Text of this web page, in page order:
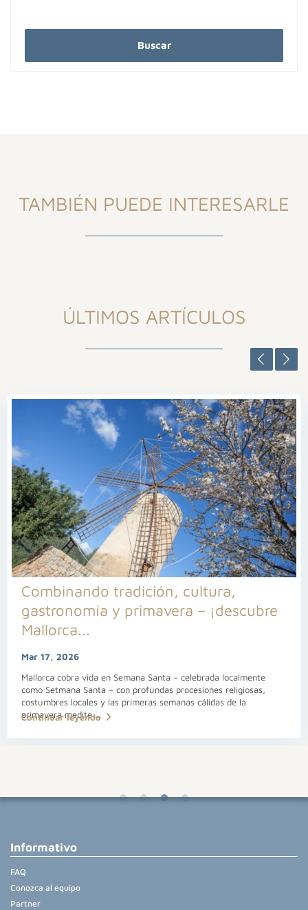
Buscar
TAMBIÉN PUEDE INTERESARLE
ÚLTIMOS ARTÍCULOS
Combinando tradición, cultura,
gastronomía y primavera – ¡descubre
Mallorca...
Mar 17, 2026
Mallorca cobra vida en Semana Santa – celebrada localmente
como Setmana Santa – con profundas procesiones religiosas,
costumbres locales y las primeras semanas cálidas de la
primavera medite...
Continuar leyendo
Informativo
FAQ
Conozca al equipo
Partner